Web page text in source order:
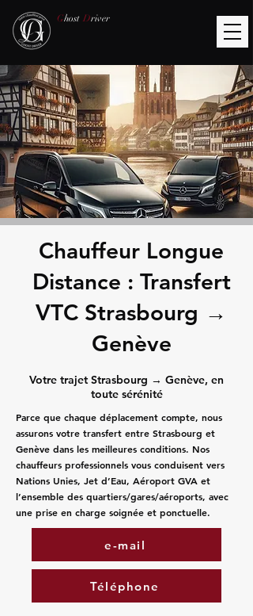
Ghost Driver
Chauffeur Longue
Distance : Transfert
VTC Strasbourg →
Genève
Votre trajet Strasbourg → Genève, en
toute sérénité
Parce que chaque déplacement compte, nous
assurons votre transfert entre Strasbourg et
Genève dans les meilleures conditions. Nos
chauffeurs professionnels vous conduisent vers
Nations Unies, Jet d’Eau, Aéroport GVA et
l’ensemble des quartiers/gares/aéroports, avec
une prise en charge soignée et ponctuelle.
e-mail
Téléphone